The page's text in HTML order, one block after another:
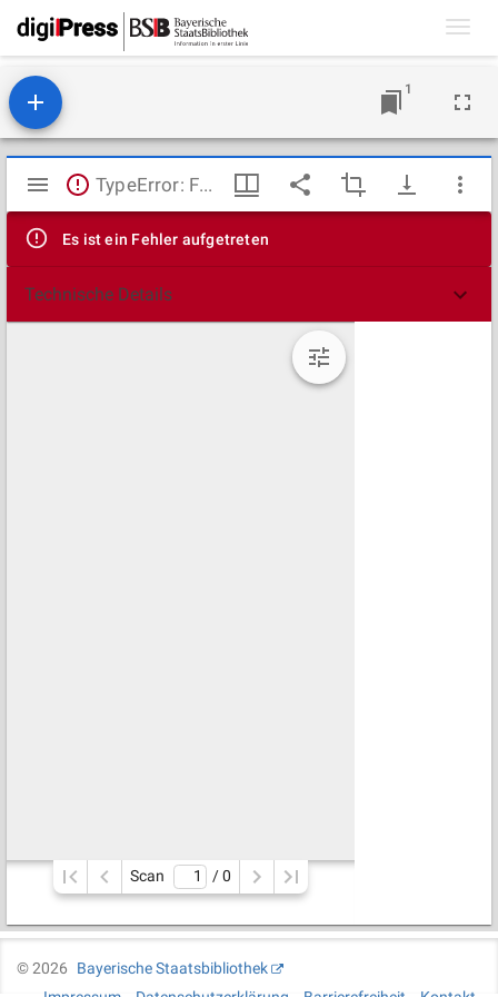
1
Mirador
Viewer
TypeError: Failed to fetch
Es ist ein Fehler aufgetreten
Technische Details
Scan / 0
©2026
Bayerische Staatsbibliothek